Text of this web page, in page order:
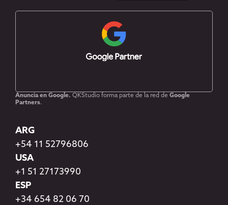
Anuncia en Google. QKStudio forma parte de la red de Google
Partners.
ARG
+54 11 52796806
USA
+1 51 27173990
ESP
+34 654 82 06 70